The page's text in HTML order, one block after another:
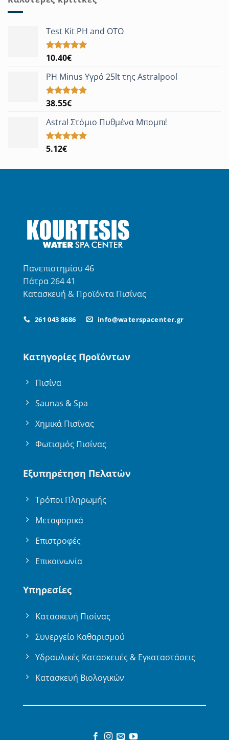
Test Kit PH and OTO
Βαθμολογήθηκε
από 5
10.40€
PH Minus Υγρό 25lt της Astralpool
Βαθμολογήθηκε
από 5
38.55€
Astral Στόμιο Πυθμένα Μπομπέ
Βαθμολογήθηκε
5.12€
Πανεπιστημίου 46
Πάτρα 264 41
Κατασκευή & Προϊόντα Πισίνας
261 043 8686 info@waterspacenter.gr
Κατηγορίες Προϊόντων
Πισίνα
Saunas & Spa
Χημικά Πισίνας
Φωτισμός Πισίνας
Εξυπηρέτηση Πελατών
Τρόποι Πληρωμής
Μεταφορικά
Επιστροφές
Επικοινωνία
Υπηρεσίες
Κατασκευή Πισίνας
Συνεργείο Καθαρισμού
Υδραυλικές Κατασκευές & Εγκαταστάσεις
Κατασκευή Βιολογικών